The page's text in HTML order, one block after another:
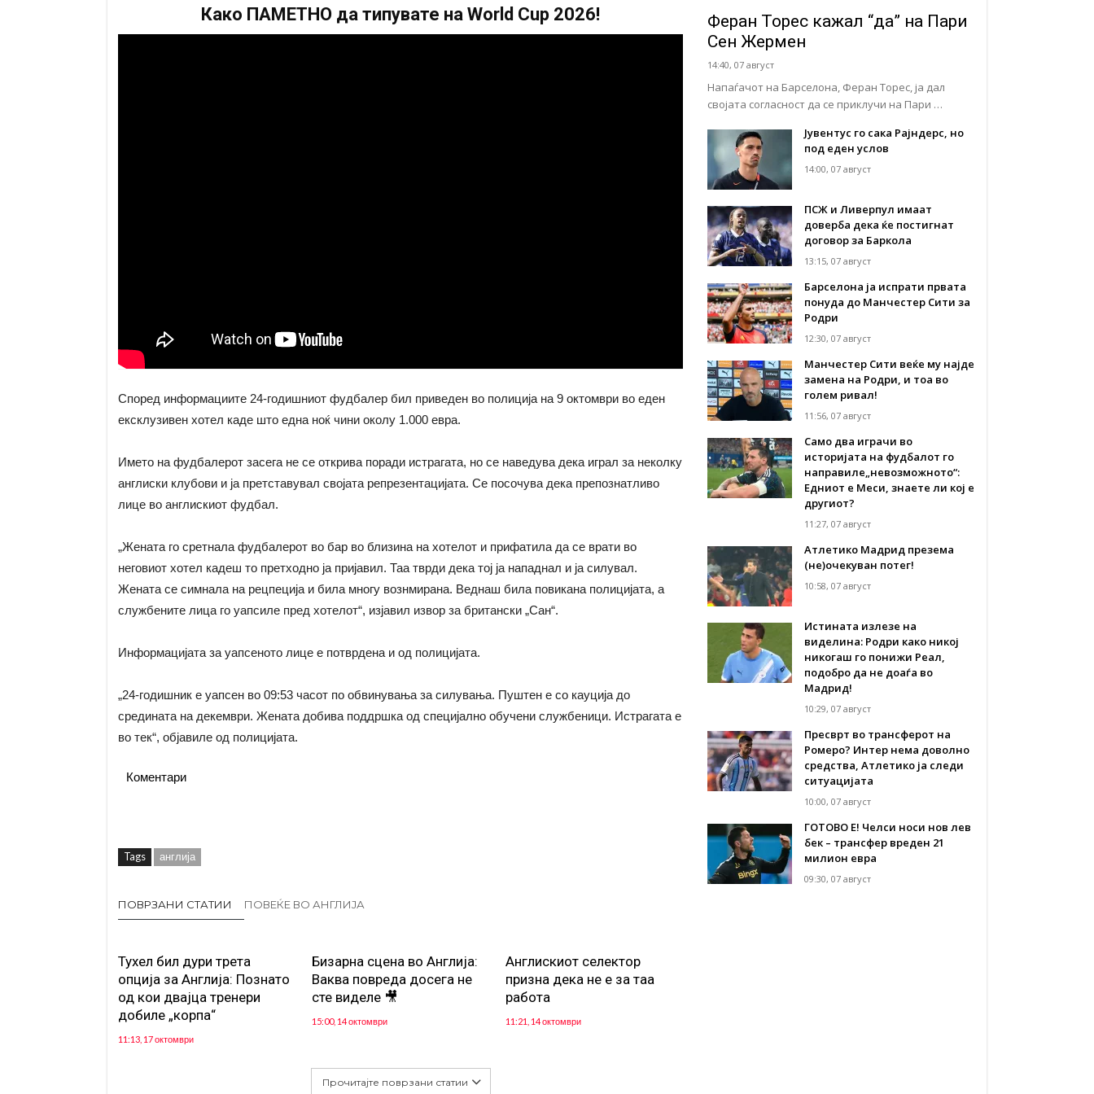
Како ПАМЕТНО да типувате на World Cup 2026!
Според информациите 24-годишниот фудбалер бил приведен во полиција на 9 октомври во еден
ексклузивен хотел каде што една ноќ чини околу 1.000 евра.
Името на фудбалерот засега не се открива поради истрагата, но се наведува дека играл за неколку
англиски клубови и ја претставувал својата репрезентацијата. Се посочува дека препознатливо
лице во англискиот фудбал.
„Жената го сретнала фудбалерот во бар во близина на хотелот и прифатила да се врати во
неговиот хотел кадеш то претходно ја пријавил. Таа тврди дека тој ја нападнал и ја силувал.
Жената се симнала на рецпеција и била многу вознмирана. Веднаш била повикана полицијата, а
службените лица го уапсиле пред хотелот“, изјавил извор за британски „Сан“.
Информацијата за уапсеното лице е потврдена и од полицијата.
„24-годишник е уапсен во 09:53 часот по обвинувања за силувања. Пуштен е со кауција до
средината на декември. Жената добива поддршка од специјално обучени службеници. Истрагата е
во тек“, објавиле од полицијата.
Коментари
Tags англија
ПОВРЗАНИ СТАТИИ ПОВЕЌЕ ВО АНГЛИЈА
Тухел бил дури трета
опција за Англија: Познато
од кои двајца тренери
добиле „корпа“
11:13, 17 октомври
Бизарна сцена во Англија:
Ваква повреда досега не
сте виделе 🎥
15:00, 14 октомври
Англискиот селектор
призна дека не е за таа
работа
11:21, 14 октомври
Прочитајте поврзани статии
Феран Торес кажал “да” на Пари
Сен Жермен
14:40, 07 август
Напаѓачот на Барселона, Феран Торес, ја дал
својата согласност да се приклучи на Пари …
Јувентус го сака Рајндерс, но
под еден услов
14:00, 07 август
ПСЖ и Ливерпул имаат
доверба дека ќе постигнат
договор за Баркола
13:15, 07 август
Барселона ја испрати првата
понуда до Манчестер Сити за
Родри
12:30, 07 август
Манчестер Сити веќе му најде
замена на Родри, и тоа во
голем ривал!
11:56, 07 август
Само два играчи во
историјата на фудбалот го
направиле„невозможното“:
Едниот е Меси, знаете ли кој е
другиот?
11:27, 07 август
Атлетико Мадрид презема
(не)очекуван потег!
10:58, 07 август
Истината излезе на
виделина: Родри како никој
никогаш го понижи Реал,
подобро да не доаѓа во
Мадрид!
10:29, 07 август
Пресврт во трансферот на
Ромеро? Интер нема доволно
средства, Атлетико ја следи
ситуацијата
10:00, 07 август
ГОТОВО Е! Челси носи нов лев
бек – трансфер вреден 21
милион евра
09:30, 07 август